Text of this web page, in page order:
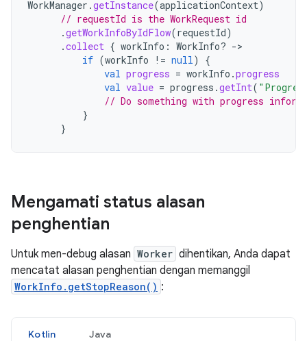
WorkManager .getInstance(applicationContext)
// requestId is the WorkRequest id
.getWorkInfoByIdFlow(requestId)
.collect { workInfo : WorkInfo? -
if (workInfo != null)
{
val progress = workInfo .progress
val value = progress .getInt(
// Do something with progress
}
}
Mengamati status alasan
penghentian
Untuk men-debug alasan Worker dihentikan, Anda dapat
mencatat alasan penghentian dengan memanggil
WorkInfo.getStopReason() :
Kotlin Java